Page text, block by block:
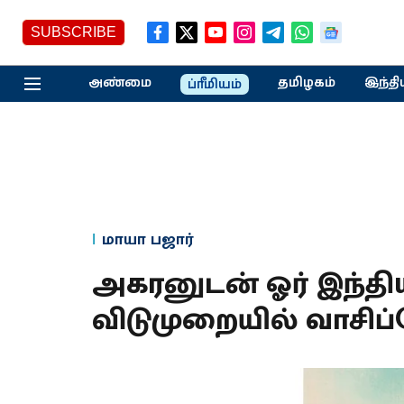
SUBSCRIBE
அண்மை ப்ரீமியம் தமிழகம்
மாயா பஜார்
அகரனுடன் ஓர்
விடுமுறையில்